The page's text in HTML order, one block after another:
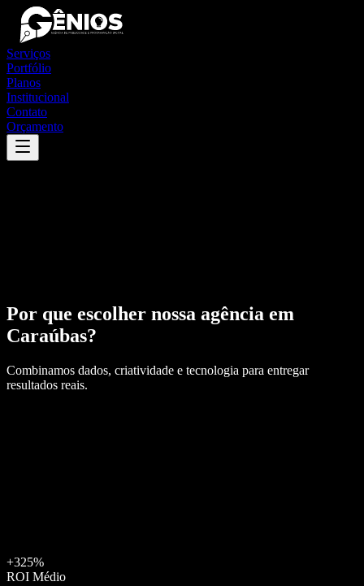
Serviços
Portfólio
Planos
Institucional
Contato
Orçamento
Por que escolher nossa agência em
Caraúbas?
Combinamos dados, criatividade e tecnologia para entregar
resultados reais.
+325%
ROI Médio